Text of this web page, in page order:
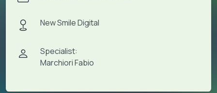
New Smile Digital
Specialist:
Marchiori Fabio